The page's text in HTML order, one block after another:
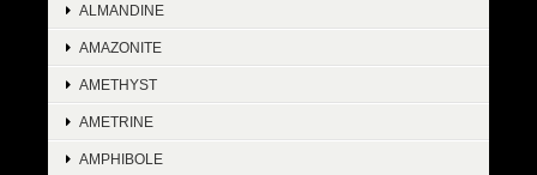
ALMANDINE
AMAZONITE
AMETHYST
AMETRINE
AMPHIBOLE